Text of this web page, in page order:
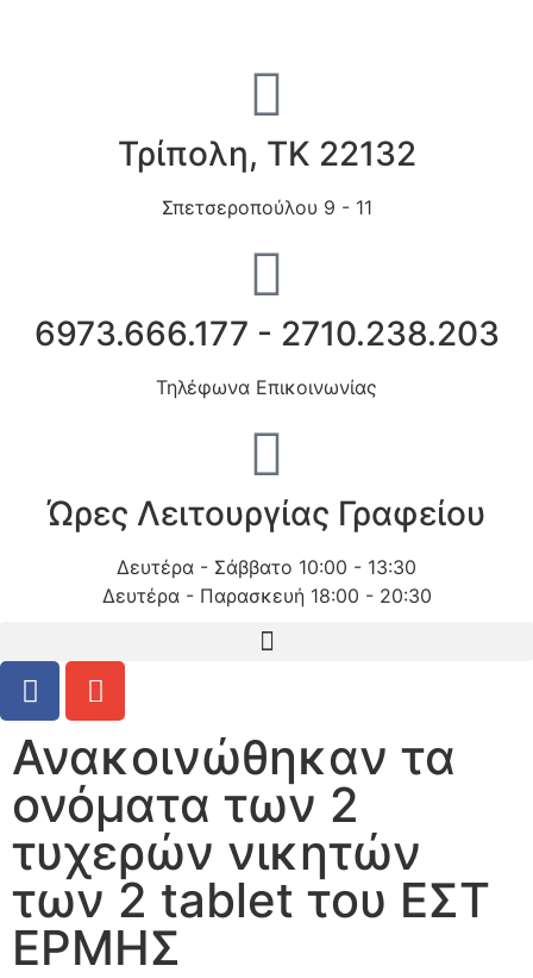
Τρίπολη, ΤΚ 22132
Σπετσεροπούλου 9 - 11
6973.666.177 - 2710.238.203
Τηλέφωνα Επικοινωνίας
Ώρες Λειτουργίας Γραφείου
Δευτέρα - Σάββατο 10:00 - 13:30
Δευτέρα - Παρασκευή 18:00 - 20:30
Ανακοινώθηκαν τα
ονόματα των 2
τυχερών νικητών
των 2 tablet του ΕΣΤ
ΕΡΜΗΣ